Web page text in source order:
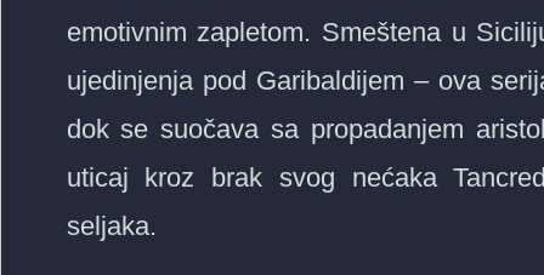
emotivnim zapletom. Smeštena u
ujedinjenja pod Garibaldijem – ova
dok se suočava sa propadanjem
uticaj kroz brak svog nećaka
seljaka.